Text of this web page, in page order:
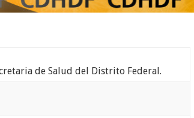
de Salud del Distrito Federal.